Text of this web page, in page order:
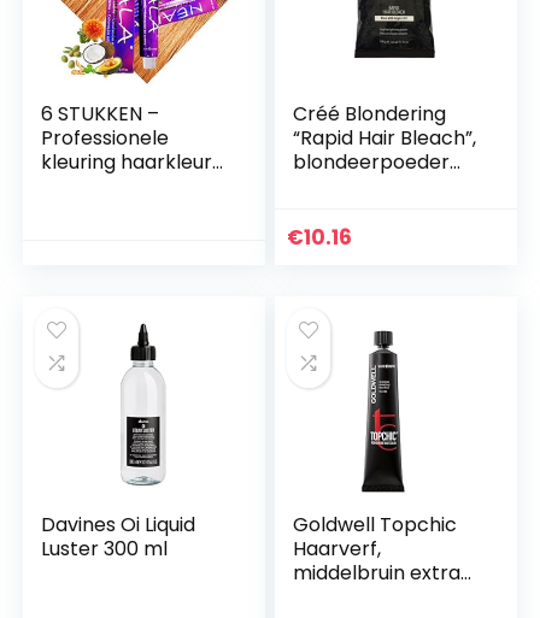
6 STUKKEN –
Professionele
kleuring haarkleur
Créé Blondering
“Rapid Hair Bleach”,
blondeerpoeder
tot 7 nuances,
stofvrij, 500 g
€10.16
Davines Oi Liquid
Luster 300 ml
Goldwell Topchic
Haarverf,
middelbruin extra